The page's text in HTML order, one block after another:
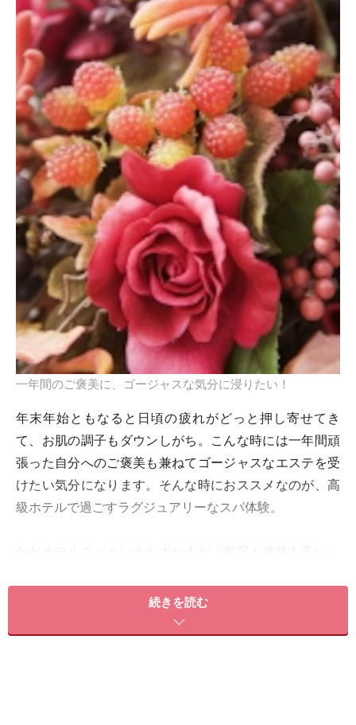
一年間のご褒美に、ゴージャスな気分に浸りたい！
年末年始ともなると日頃の疲れがどっと押し寄せてき
て、お肌の調子もダウンしがち。こんな時には一年間頑
張った自分へのご褒美も兼ねてゴージャスなエステを受
けたい気分になります。そんな時におススメなのが、高
級ホテルで過ごすラグジュアリーなスパ体験。
方も多いのではないでしょうか。
続きを読む